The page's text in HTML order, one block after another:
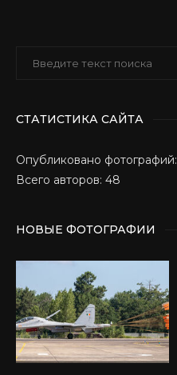
СТАТИСТИКА САЙТА
Опубликовано фотографий:
Всего авторов: 48
НОВЫЕ ФОТОГРАФИИ